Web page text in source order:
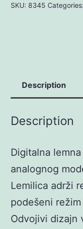
SKU: 8345 Categories:
Description
Description
Digitalna
analognog
Lemilica adrži
podešeni
Odvojivi dizajn